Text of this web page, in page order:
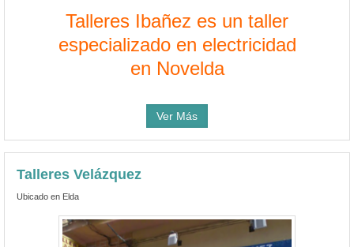
Talleres Ibañez es un taller
especializado en electricidad
en Novelda
Ver Más
Talleres Velázquez
Ubicado en Elda